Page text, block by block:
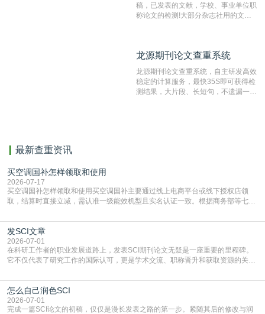
稿，已发表的文献，学校、事业单位职
称论文的检测!大部分杂志社用的文献
编辑部检测来稿和已发表的文献,检测
测时注意填写第一作者,才能排除已发
表文献复制比。（限制字符数1万）
龙源期刊论文查重系统
龙源期刊论文查重系统，自主研发高效
稳定的计算服务，最快35S即可获得检
测结果，大片段、长短句，不遗漏一处
最新查重资讯
买空调国补怎样领取和使用
2026-07-17
买空调国补怎样领取和使用买空调国补主要通过线上电商平台或线下授权店领
取，结算时直接立减‌，需认准一级能效机型且实名认证一致。根据商务部等七部
能领到补贴首选‌京东APP‌搜索专属口令(如【家电补贴1637】、【国补立省
4949】等，口令会随活动更新，以页面显示为准)进入补贴专场。淘宝/天猫也可
复制粘贴【8$FKFGgJq
发SCI文章
2026-07-01
在科研工作者的职业发展道路上，发表SCI期刊论文无疑是一座重要的里程碑。
它不仅代表了研究工作的国际认可，更是学术交流、职称晋升和获取资源的关键
战与困惑。从选题立意到投稿回应，每一步都需要精心的策略与扎实的工作。本
篇AEIC学术交流中心小编就为大家介绍“发SCI文章”。一、精准定位是成功的第
一步发表SCI文章，首要解决的问题是“投
怎么自己润色SCI
2026-07-01
完成一篇SCI论文的初稿，仅仅是漫长发表之路的第一步。紧随其后的修改与润